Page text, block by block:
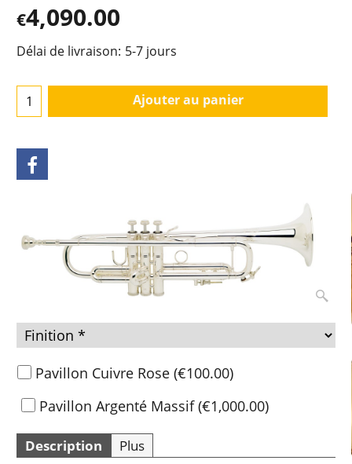
€4,090.00
Délai de livraison: 5-7 jours
Ajouter au panier
Pavillon Cuivre Rose (€100.00)
Pavillon Argenté Massif(€1,000.00)
Description Plus